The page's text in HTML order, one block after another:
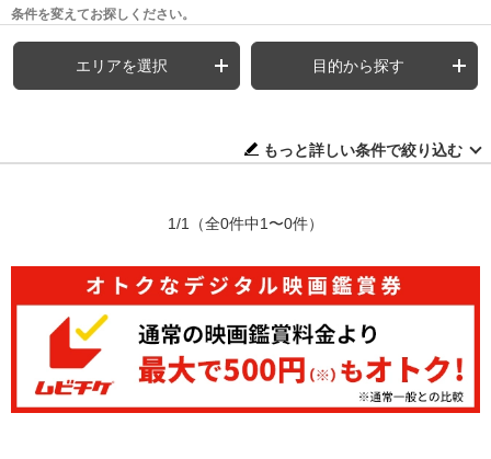
条件を変えてお探しください。
エリアを選択 目的から探す
もっと詳しい条件で絞り込む
1/1 （全0件中1〜0件）